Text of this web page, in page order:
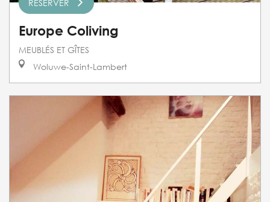
RÉSERVER
Europe Coliving
MEUBLÉS ET GÎTES
Woluwe-Saint-Lambert